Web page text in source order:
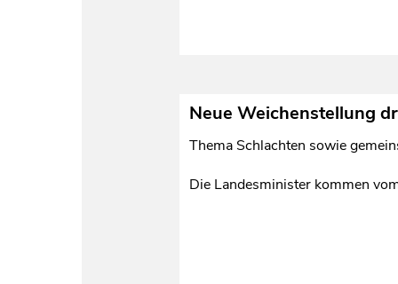
Neue Weichenstellung
Thema Schlachten sowie
Die Landesminister kommen